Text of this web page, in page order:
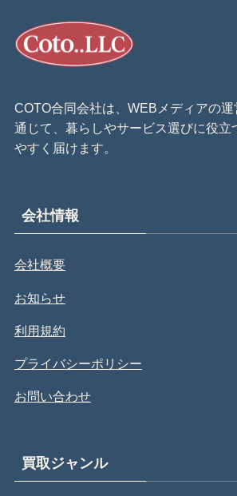
COTO合同会社は、WEBメディアの
通じて、暮らしやサービス選びに役立
やすく届けます。
会社情報
会社概要
お知らせ
利用規約
プライバシーポリシー
お問い合わせ
買取ジャンル